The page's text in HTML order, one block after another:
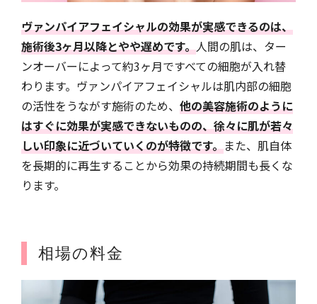
ヴァンパイアフェイシャルの効果が実感できるのは、
施術後3ヶ月以降とやや遅めです。人間の肌は、ター
ンオーバーによって約3ヶ月ですべての細胞が入れ替
わります。ヴァンパイアフェイシャルは肌内部の細胞
の活性をうながす施術のため、 他の美容施術のように
はすぐに効果が実感できないものの、徐々に肌が若々
しい印象に近づいていくのが特徴です。また、肌自体
を長期的に再生することから効果の持続期間も長くな
ります。
相場の料金